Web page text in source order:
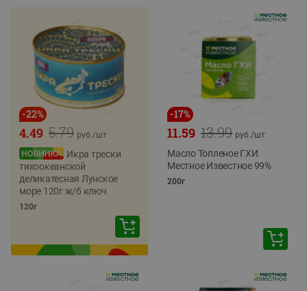
-22%
5.79
4.49 руб./шт
Икра трески
тихоокеанской
деликатесная Лунское
море 120г ж/б ключ
120г
-17%
13.99
11.59 руб./шт
Масло Топленое ГХИ
Местное Известное 99%
200г